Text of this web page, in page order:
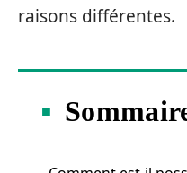
raisons différentes.